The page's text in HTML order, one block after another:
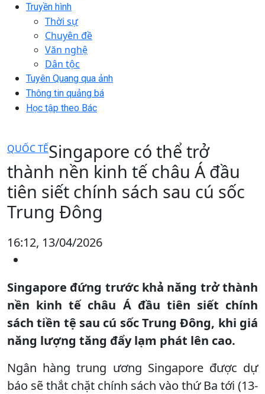
Truyền hình
Thời sự
Chuyên đề
Văn nghệ
Dân tộc
Tuyên Quang qua ảnh
Thông tin quảng bá
Học tập theo Bác
QUỐC TẾSingapore có thể trở
thành nền kinh tế châu Á đầu
tiên siết chính sách sau cú sốc
Trung Đông
16:12, 13/04/2026
Singapore đứng trước khả năng trở thành
nền kinh tế châu Á đầu tiên siết chính
sách tiền tệ sau cú sốc Trung Đông, khi giá
năng lượng tăng đẩy lạm phát lên cao.
Ngân hàng trung ương Singapore được dự
báo sẽ thắt chặt chính sách vào thứ Ba tới (13-